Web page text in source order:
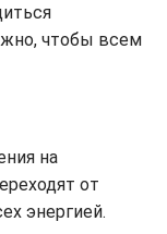
чтобы всем
на
от
энергией.